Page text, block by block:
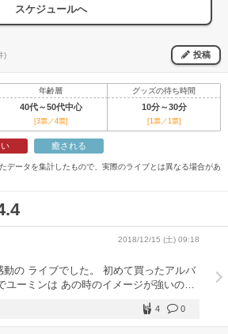
スケジュールへ
) 投稿
年齢層 グッズの待ち時間
40代～50代中心 10分～30分
[3票／4票] [1票／1票]
癒される
データを集計したもので、実際のライブとは異なる場合があ
2018/12/15 (土) 09:18
の ライブでした。 初めて買ったアルバ
ユーミンは あの時のイメージが強いの
ったです。 不思議な体験も聴けて良かっ
イオンも
0
4